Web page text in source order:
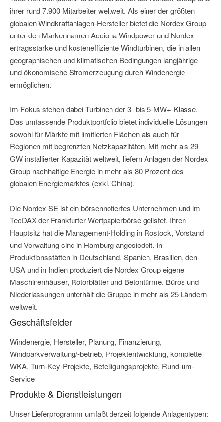
ihrer rund 7.900 Mitarbeiter weltweit. Als einer der größten
globalen Windkraftanlagen-Hersteller bietet die Nordex Group
unter den Markennamen Acciona Windpower und Nordex
ertragsstarke und kosteneffiziente Windturbinen, die in allen
geographischen und klimatischen Bedingungen langjährige
und ökonomische Stromerzeugung durch Windenergie
ermöglichen.
Im Fokus stehen dabei Turbinen der 3- bis 5-MW+-Klasse.
Das umfassende Produktportfolio bietet individuelle Lösungen
sowohl für Märkte mit limitierten Flächen als auch für
Regionen mit begrenzten Netzkapazitäten. Mit mehr als 29
GW installierter Kapazität weltweit, liefern Anlagen der Nordex
Group nachhaltige Energie in mehr als 80 Prozent des
globalen Energiemarktes (exkl. China).
Die Nordex SE ist ein börsennotiertes Unternehmen und im
TecDAX der Frankfurter Wertpapierbörse gelistet. Ihren
Hauptsitz hat die Management-Holding in Rostock, Vorstand
und Verwaltung sind in Hamburg angesiedelt. In
Produktionsstätten in Deutschland, Spanien, Brasilien, den
USA und in Indien produziert die Nordex Group eigene
Maschinenhäuser, Rotorblätter und Betontürme. Büros und
Niederlassungen unterhält die Gruppe in mehr als 25 Ländern
weltweit.
Geschäftsfelder
Windenergie, Hersteller, Planung, Finanzierung,
Windparkverwaltung/-betrieb, Projektentwicklung, komplette
WKA, Turn-Key-Projekte, Beteiligungsprojekte, Rund-um-
Service
Produkte & Dienstleistungen
Unser Lieferprogramm umfaßt derzeit folgende Anlagentypen: